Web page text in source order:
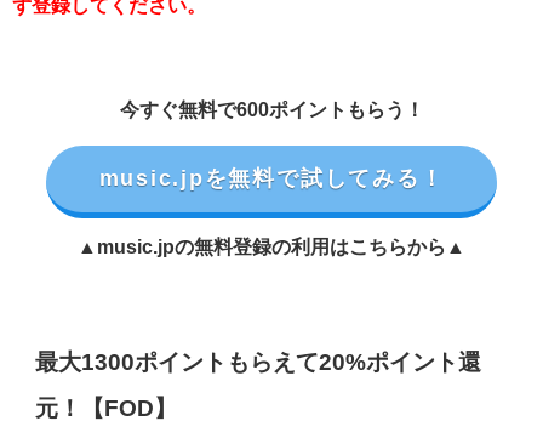
ず登録してください。
今すぐ無料で600ポイントもらう！
music.jpを無料で試してみる！
▲music.jpの無料登録の利用はこちらから▲
最大1300ポイントもらえて20%ポイント還
元！【FOD】